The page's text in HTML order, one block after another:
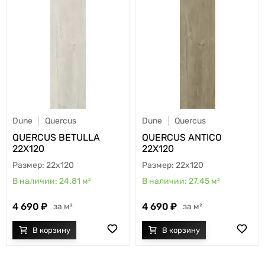
Dune Quercus
QUERCUS BETULLA
22X120
22x120
24.81 м²
4 690 м²
Dune Quercus
QUERCUS ANTICO
22X120
22x120
27.45 м²
4 690 м²